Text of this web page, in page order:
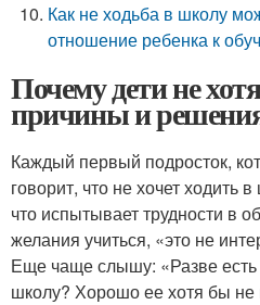
Как не ходьба в школу
отношение ребенка к
Почему дети не
причины и
Каждый первый подросток,
говорит, что не хочет ходить
что испытывает трудности в
желания учиться, «это не
Еще чаще слышу: «Разве
школу? Хорошо ее хотя бы не